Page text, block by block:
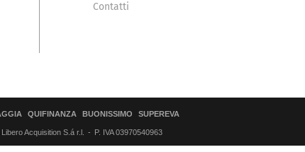
Contatti
QUIFINANZA BUONISSIMO SUPEREVA
Acquisition S.á r.l. P. IVA 03970540963